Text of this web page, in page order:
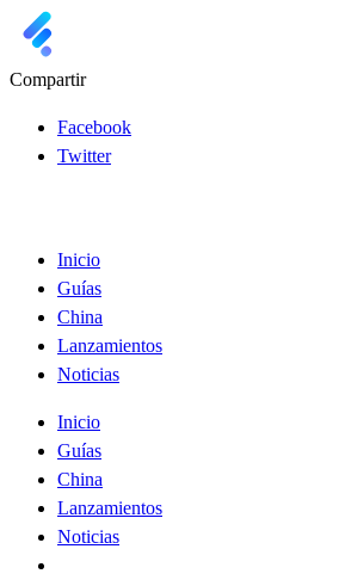
Compartir
Facebook
Twitter
Inicio
Guías
China
Lanzamientos
Noticias
Inicio
Guías
China
Lanzamientos
Noticias